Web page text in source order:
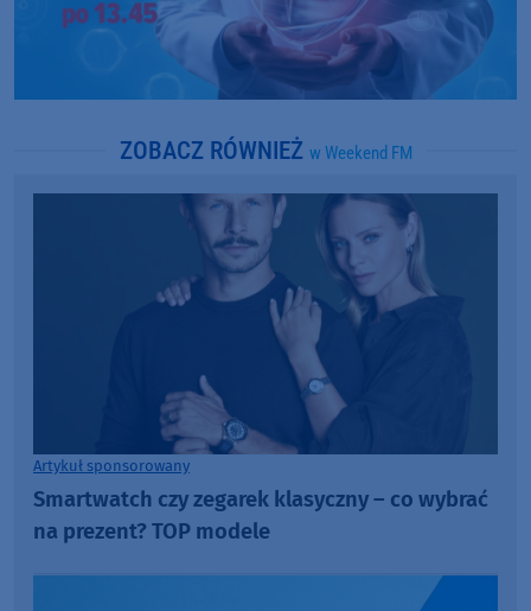
ZOBACZ RÓWNIEŻ w Weekend FM
Artykuł sponsorowany
Smartwatch czy zegarek klasyczny – co wybrać
na prezent? TOP modele